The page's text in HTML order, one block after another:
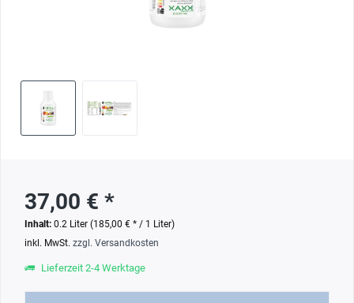
37,00 € *
Inhalt: 0.2 Liter (185,00 € * / 1 Liter)
inkl. MwSt. zzgl. Versandkosten
Lieferzeit 2-4 Werktage